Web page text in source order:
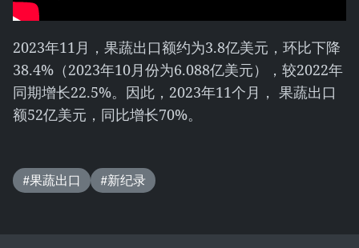
2023年11月，果蔬出口额约为3.8亿美元，环比下降
38.4%（2023年10月份为6.088亿美元），较2022年
同期增长22.5%。因此，2023年11个月， 果蔬出口
额52亿美元，同比增长70%。
#果蔬出口 #新纪录